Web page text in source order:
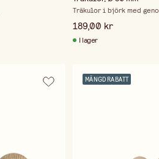
Träkulor i björk med
189,00 kr
I lager
MÄNGDRABATT